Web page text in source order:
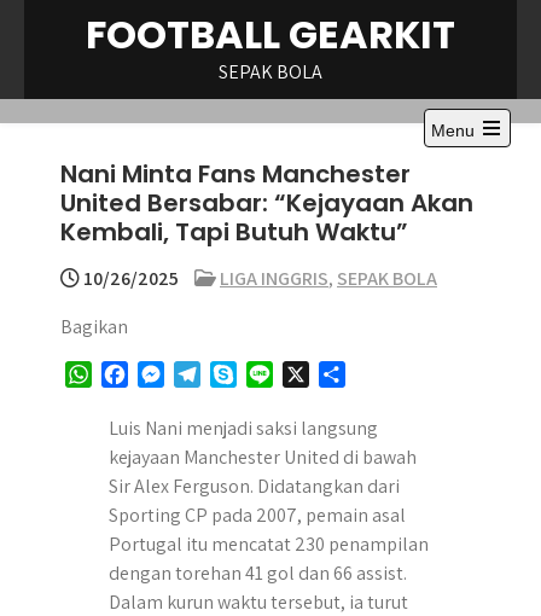
FOOTBALL GEARKIT
SEPAK BOLA
Menu
Open
menu
Nani Minta Fans Manchester
United Bersabar: “Kejayaan Akan
Kembali, Tapi Butuh Waktu”
10/26/2025 LIGA INGGRIS, SEPAK BOLA
Bagikan
W
c
e
b
o
s
s
e
n
g
e
r
l
e
g
r
y
p
e
n
e
a
r
e
Luis Nani menjadi saksi langsung
kejayaan Manchester United di bawah
Sir Alex Ferguson. Didatangkan dari
Sporting CP pada 2007, pemain asal
Portugal itu mencatat 230 penampilan
dengan torehan 41 gol dan 66 assist.
Dalam kurun waktu tersebut, ia turut